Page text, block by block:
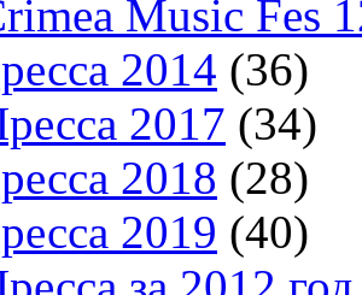
Music Fes
2014 (36)
2017 (34)
2018 (28)
2019 (40)